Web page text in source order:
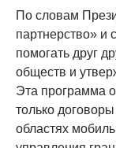
По словам
партнерство» и
помогать друг
обществ и
Эта программа
только
областях